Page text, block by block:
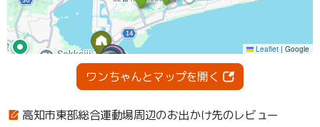
ワンちゃんとマップを開く
高知市東部総合運動場周辺のお出かけ先のレビュー